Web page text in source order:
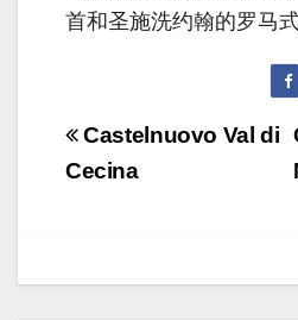
首和圣施洗约翰的罗马式
Navigazione
articoli
Castelnuovo Val di
Cecina